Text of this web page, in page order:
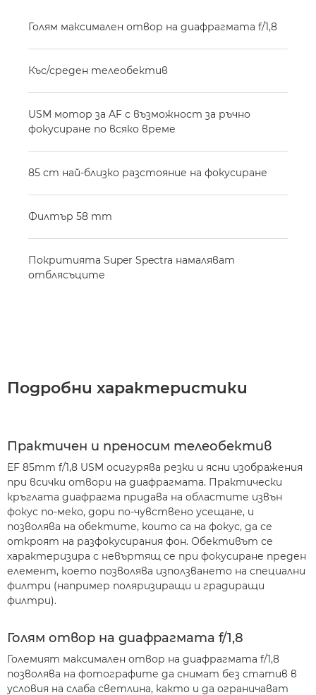
Голям максимален отвор на диафрагмата f/1,8
Къс/среден телеобектив
USM мотор за AF с възможност за ръчно
фокусиране по всяко време
85 cm най-близко разстояние на фокусиране
Филтър 58 mm
Покритията Super Spectra намаляват
отблясъците
Подробни характеристики
Практичен и преносим телеобектив
EF 85mm f/1,8 USM осигурява резки и ясни изображения
при всички отвори на диафрагмата. Практически
кръглата диафрагма придава на областите извън
фокус по-меко, дори по-чувствено усещане, и
позволява на обектите, които са на фокус, да се
откроят на разфокусирания фон. Обективът се
характеризира с невъртящ се при фокусиране преден
елемент, което позволява използването на специални
филтри (например поляризиращи и градиращи
филтри).
Голям отвор на диафрагмата f/1,8
Големият максимален отвор на диафрагмата f/1,8
позволява на фотографите да снимат без статив в
условия на слаба светлина, както и да ограничават